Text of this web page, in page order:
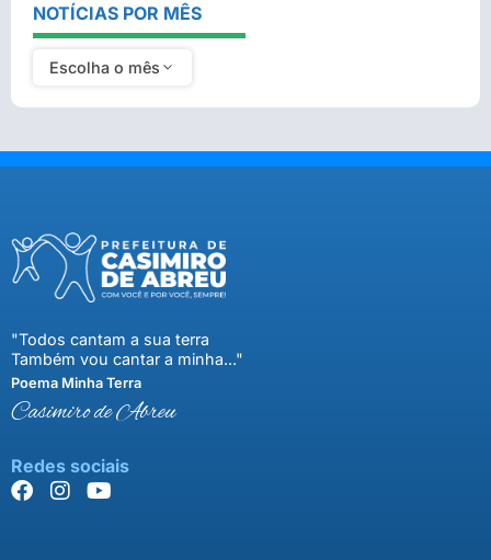
NOTÍCIAS POR MÊS
Escolha o mês
"Todos cantam a sua terra
Também vou cantar a minha..."
Poema Minha Terra
Casimiro de Abreu
Redes sociais